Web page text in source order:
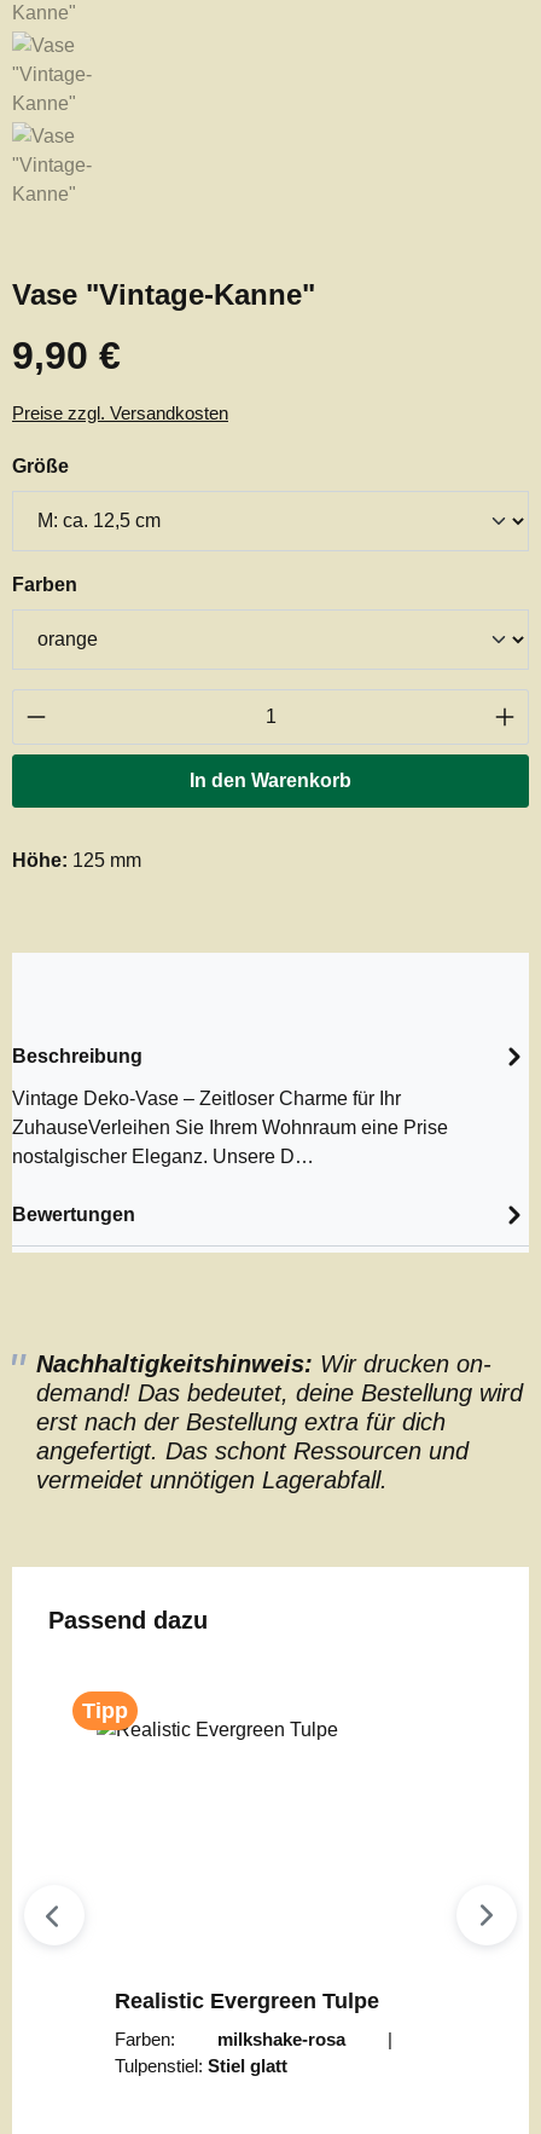
Vase "Vintage-Kanne"
Regulärer Preis:
9,90 €
Preise zzgl. Versandkosten
Größeauswählen
Farben
Produkt Anzahl: Gib den gewünschten
In den Warenkorb
Höhe: 125 mm
Beschreibung
Vintage Deko-Vase – Zeitloser Charme für Ihr
ZuhauseVerleihen Sie Ihrem Wohnraum eine Prise
nostalgischer Eleganz. Unsere D…
Bewertungen
Nachhaltigkeitshinweis: Wir drucken on-
demand! Das bedeutet, deine Bestellung wird
erst nach der Bestellung extra für dich
angefertigt. Das schont Ressourcen und
vermeidet unnötigen Lagerabfall.
Produktgalerie überspringen
Passend dazu
Tipp
Realistic Evergreen Tulpe
Farben: milkshake-rosa |
Tulpenstiel: Stiel glatt